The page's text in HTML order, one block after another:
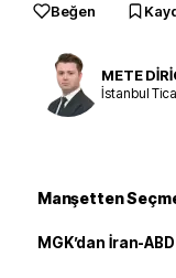
Beğen
METE
İstanbul
Manşetten
MGK’dan İran-